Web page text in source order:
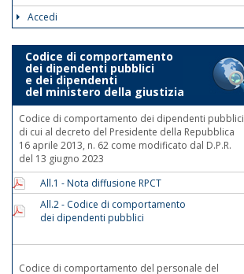
Accedi
Codice di comportamento
dei dipendenti pubblici
e dei dipendenti
del ministero della giustizia
Codice di comportamento dei dipendenti pubblici
di cui al decreto del Presidente della Repubblica
16 aprile 2013, n. 62 come modificato dal D.P.R.
del 13 giugno 2023
All.1 - Nota diffusione RPCT
All.2 - Codice di comportamento
dei dipendenti pubblici
Codice di comportamento del personale del